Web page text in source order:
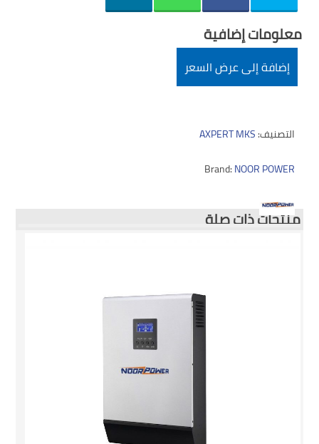
معلومات إضافية
إضافة إلى عرض السعر
التصنيف:AXPERT MKS
Brand:NOOR POWER
منتجات ذات صلة